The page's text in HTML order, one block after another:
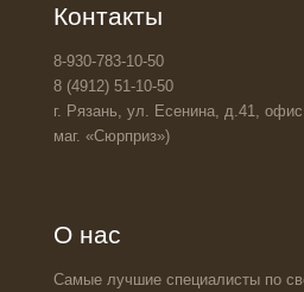
Контакты
8-930-783-10-50
8 (4912) 51-10-50
г. Рязань, ул. Есенина, д.41,
маг. «Сюрприз»)
О нас
Самые лучшие специалисты по